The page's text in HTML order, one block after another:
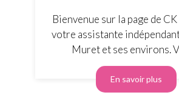
Bienvenue sur la page de
votre assistante
Muret et ses environs.
En savoir plus